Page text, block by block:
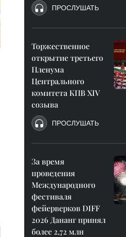
ПРОСЛУШАТЬ
Торжественное
открытие третьего
Пленума
Центрального
комитета КПВ XIV
созыва
ПРОСЛУШАТЬ
За время
проведения
Международного
фестиваля
фейерверков DIFF
2026 Дананг принял
более 2,72 млн